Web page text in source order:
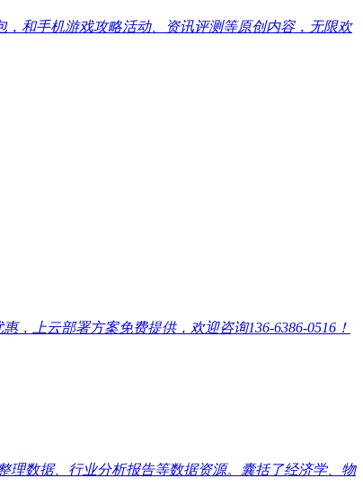
和手机游戏攻略活动、资讯评测等原创内容，无限欢
上云部署方案免费提供，欢迎咨询136-6386-0516！
理数据、行业分析报告等数据资源。囊括了经济学、物